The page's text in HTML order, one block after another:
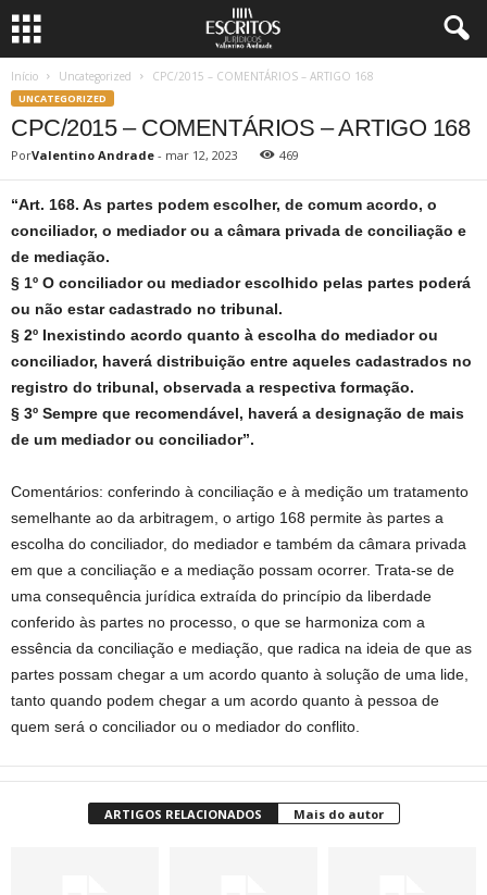
Início Uncategorized CPC/2015 – COMENTÁRIOS – ARTIGO 168
UNCATEGORIZED
CPC/2015 – COMENTÁRIOS – ARTIGO 168
PorValentino Andrade - mar 12, 2023 469
“Art. 168. As partes podem escolher, de comum acordo, o
conciliador, o mediador ou a câmara privada de conciliação e
de mediação.
§ 1º O conciliador ou mediador escolhido pelas partes poderá
ou não estar cadastrado no tribunal.
§ 2º Inexistindo acordo quanto à escolha do mediador ou
conciliador, haverá distribuição entre aqueles cadastrados no
registro do tribunal, observada a respectiva formação.
§ 3º Sempre que recomendável, haverá a designação de mais
de um mediador ou conciliador”.
Comentários: conferindo à conciliação e à medição um tratamento
semelhante ao da arbitragem, o artigo 168 permite às partes a
escolha do conciliador, do mediador e também da câmara privada
em que a conciliação e a mediação possam ocorrer. Trata-se de
uma consequência jurídica extraída do princípio da liberdade
conferido às partes no processo, o que se harmoniza com a
essência da conciliação e mediação, que radica na ideia de que as
partes possam chegar a um acordo quanto à solução de uma lide,
tanto quando podem chegar a um acordo quanto à pessoa de
quem será o conciliador ou o mediador do conflito.
ARTIGOS RELACIONADOS Mais do autor